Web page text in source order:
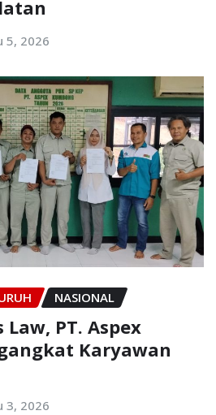
5, 2026
NASIONAL
PT. Aspex
Karyawan
3, 2026